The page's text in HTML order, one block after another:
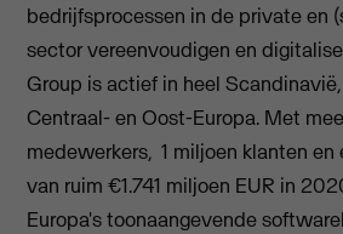
bedrijfsprocessen in de private en
sector vereenvoudigen en
Group is actief in heel
Centraal- en Oost-Europa. Met
medewerkers, 1 miljoen klanten
van ruim €1.741 miljoen EUR in
Europa's toonaangevende